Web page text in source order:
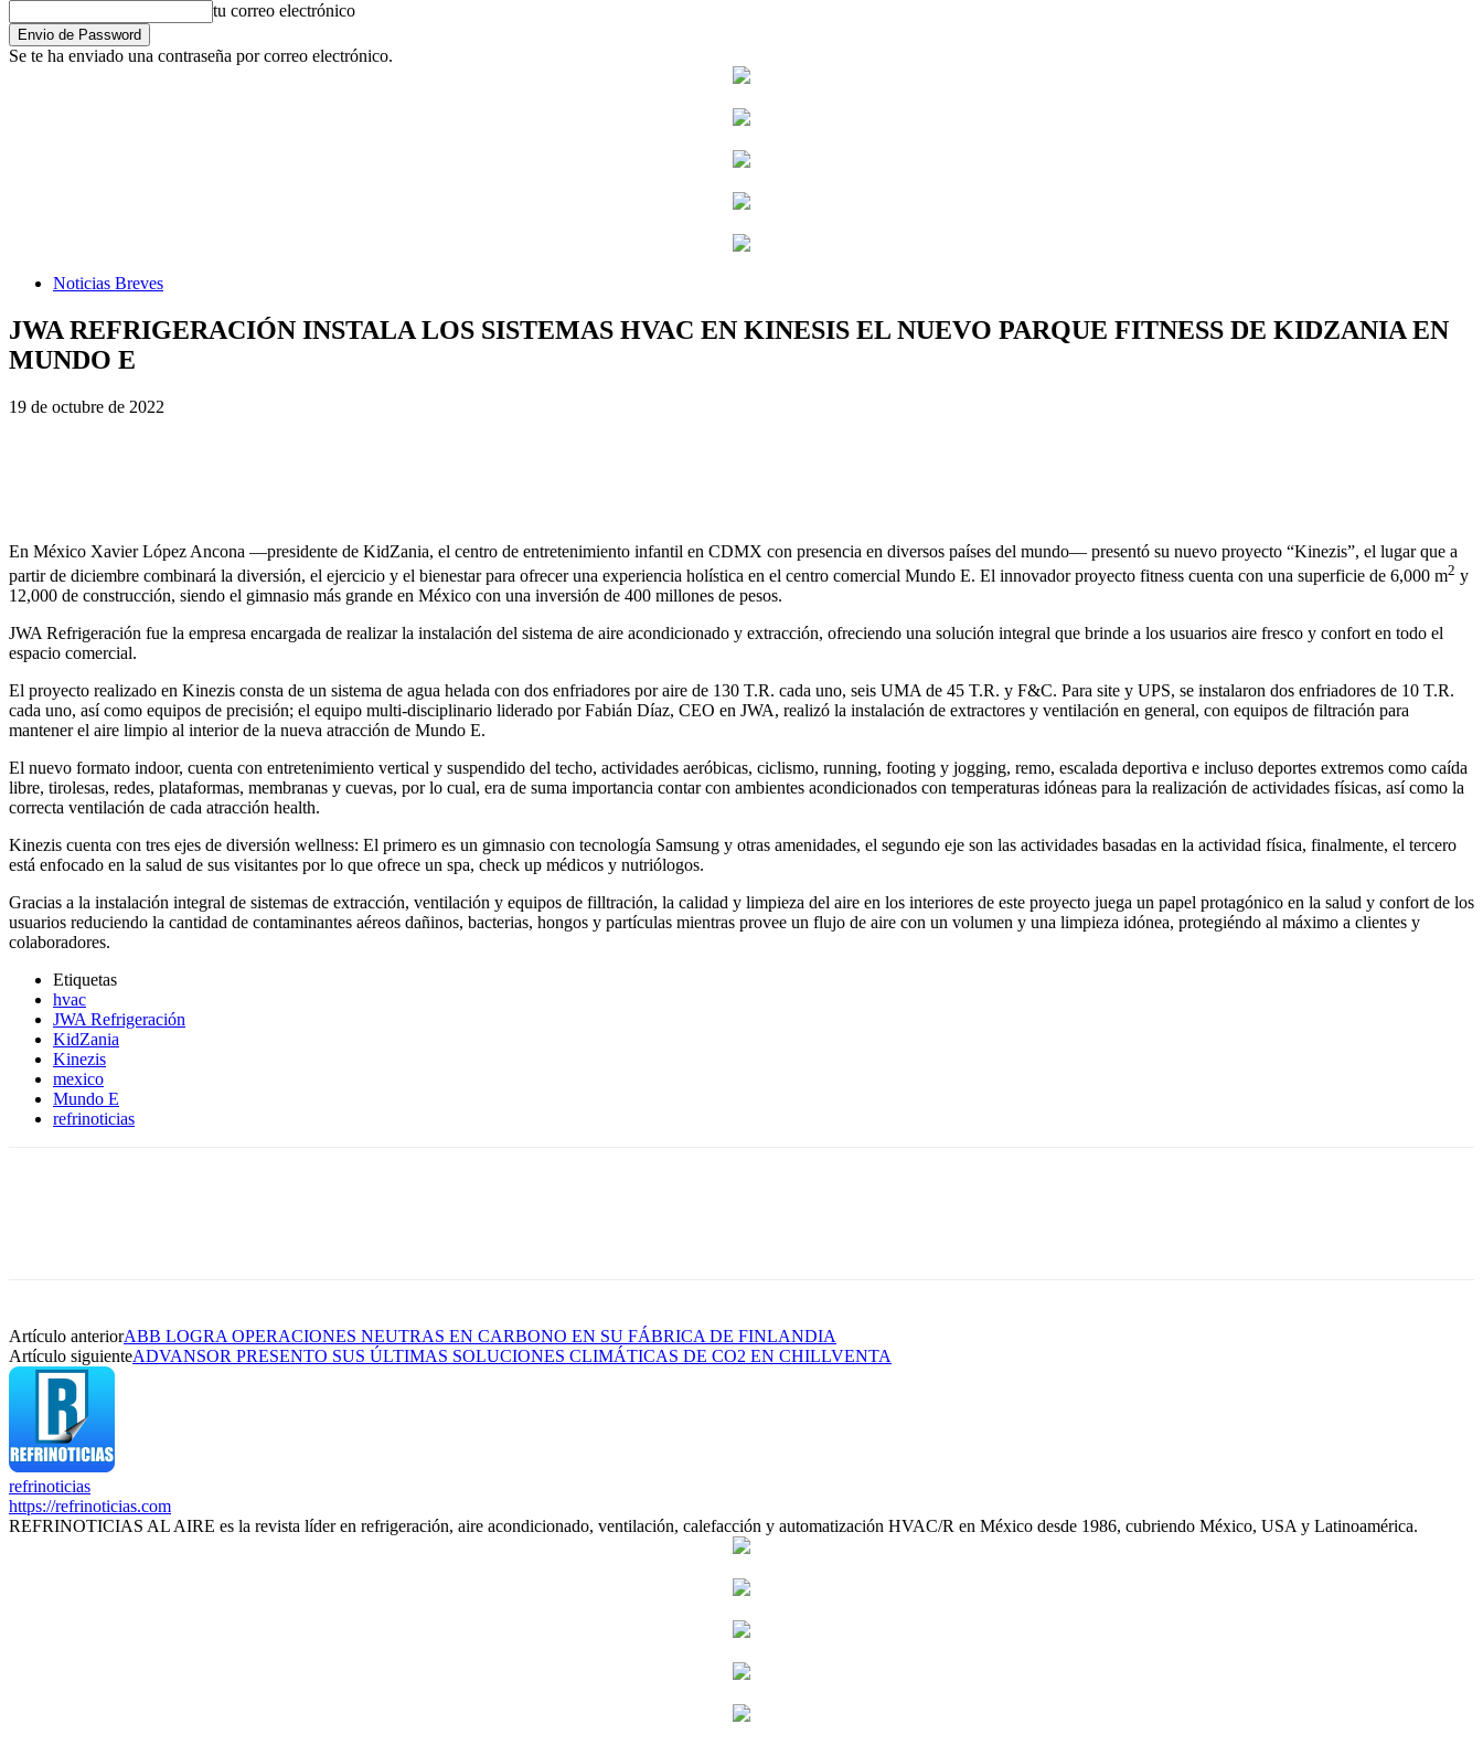
tu correo electrónico
Se te ha enviado una contraseña por correo electrónico.
Noticias Breves
JWA REFRIGERACIÓN INSTALA LOS SISTEMAS HVAC EN KINESIS EL NUEVO PARQUE FITNESS DE KIDZANIA EN
MUNDO E
19 de octubre de 2022
En México Xavier López Ancona —presidente de KidZania, el centro de entretenimiento infantil en CDMX con presencia en diversos países del mundo— presentó su nuevo proyecto “Kinezis”, el lugar que a
partir de diciembre combinará la diversión, el ejercicio y el bienestar para ofrecer una experiencia holística en el centro comercial Mundo E. El innovador proyecto fitness cuenta con una superficie de 6,000 m2 y
12,000 de construcción, siendo el gimnasio más grande en México con una inversión de 400 millones de pesos.
JWA Refrigeración fue la empresa encargada de realizar la instalación del sistema de aire acondicionado y extracción, ofreciendo una solución integral que brinde a los usuarios aire fresco y confort en todo el
espacio comercial.
El proyecto realizado en Kinezis consta de un sistema de agua helada con dos enfriadores por aire de 130 T.R. cada uno, seis UMA de 45 T.R. y F&C. Para site y UPS, se instalaron dos enfriadores de 10 T.R.
cada uno, así como equipos de precisión; el equipo multi-disciplinario liderado por Fabián Díaz, CEO en JWA, realizó la instalación de extractores y ventilación en general, con equipos de filtración para
mantener el aire limpio al interior de la nueva atracción de Mundo E.
El nuevo formato indoor, cuenta con entretenimiento vertical y suspendido del techo, actividades aeróbicas, ciclismo, running, footing y jogging, remo, escalada deportiva e incluso deportes extremos como caída
libre, tirolesas, redes, plataformas, membranas y cuevas, por lo cual, era de suma importancia contar con ambientes acondicionados con temperaturas idóneas para la realización de actividades físicas, así como la
correcta ventilación de cada atracción health.
Kinezis cuenta con tres ejes de diversión wellness: El primero es un gimnasio con tecnología Samsung y otras amenidades, el segundo eje son las actividades basadas en la actividad física, finalmente, el tercero
está enfocado en la salud de sus visitantes por lo que ofrece un spa, check up médicos y nutriólogos.
Gracias a la instalación integral de sistemas de extracción, ventilación y equipos de filltración, la calidad y limpieza del aire en los interiores de este proyecto juega un papel protagónico en la salud y confort de los
usuarios reduciendo la cantidad de contaminantes aéreos dañinos, bacterias, hongos y partículas mientras provee un flujo de aire con un volumen y una limpieza idónea, protegiéndo al máximo a clientes y
colaboradores.
Etiquetas
hvac
JWA Refrigeración
KidZania
Kinezis
mexico
Mundo E
refrinoticias
Artículo anteriorABB LOGRA OPERACIONES NEUTRAS EN CARBONO EN SU FÁBRICA DE FINLANDIA
Artículo siguienteADVANSOR PRESENTO SUS ÚLTIMAS SOLUCIONES CLIMÁTICAS DE CO2 EN CHILLVENTA
refrinoticias
https://refrinoticias.com
REFRINOTICIAS AL AIRE es la revista líder en refrigeración, aire acondicionado, ventilación, calefacción y automatización HVAC/R en México desde 1986, cubriendo México, USA y Latinoamérica.